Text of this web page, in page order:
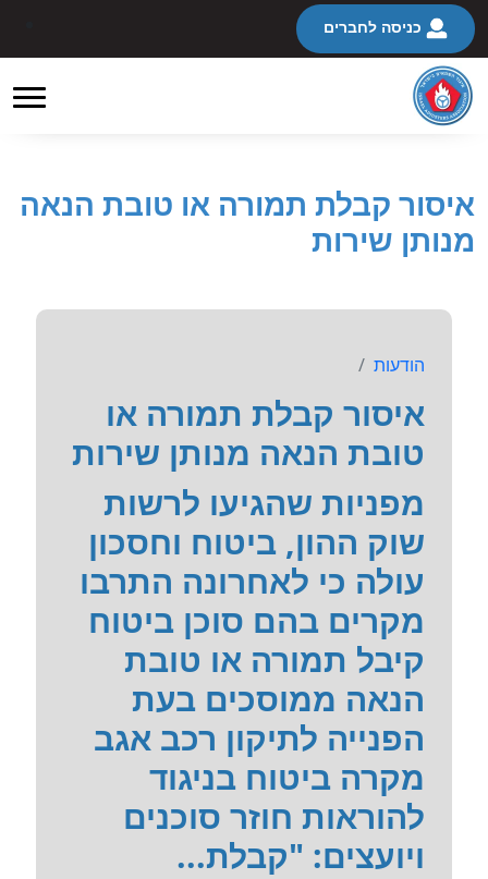
כניסה לחברים
איסור קבלת תמורה או טובת הנאה
מנותן שירות
הודעות
איסור קבלת תמורה או
טובת הנאה מנותן שירות
מפניות שהגיעו לרשות
שוק ההון, ביטוח וחסכון
עולה כי לאחרונה התרבו
מקרים בהם סוכן ביטוח
קיבל תמורה או טובת
הנאה ממוסכים בעת
הפנייה לתיקון רכב אגב
מקרה ביטוח בניגוד
להוראות חוזר סוכנים
ויועצים: "קבלת...